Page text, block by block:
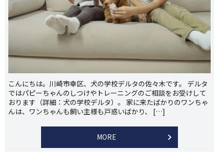
こんにちは。川崎市幸区、犬の学校デルタの佐々木です。 デルタ
ではパピーちゃんのしつけやトレーニングのご相談をお受けして
おります（詳細：犬の学校デルタ）。 家に来たばかりのワンちゃ
んは、ワンちゃんも飼い主様も戸惑いばかり、 […]
MORE